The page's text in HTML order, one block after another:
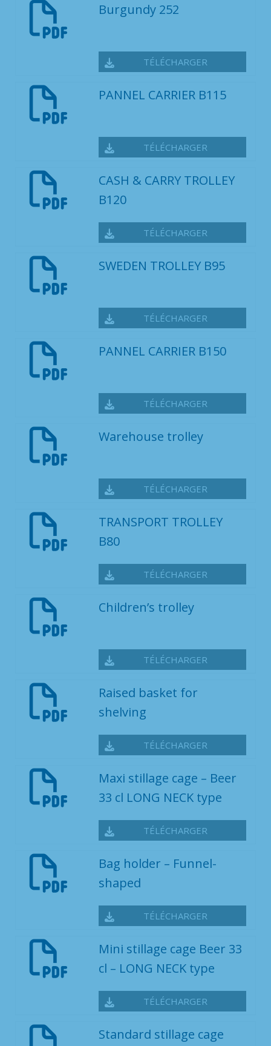
Burgundy 252
TÉLÉCHARGER
PANNEL CARRIER B115
TÉLÉCHARGER
CASH & CARRY TROLLEY
B120
TÉLÉCHARGER
SWEDEN TROLLEY B95
TÉLÉCHARGER
PANNEL CARRIER B150
TÉLÉCHARGER
Warehouse trolley
TÉLÉCHARGER
TRANSPORT TROLLEY
B80
TÉLÉCHARGER
Children’s trolley
TÉLÉCHARGER
Raised basket for
shelving
TÉLÉCHARGER
Maxi stillage cage – Beer
33 cl LONG NECK type
TÉLÉCHARGER
Bag holder – Funnel-
shaped
TÉLÉCHARGER
Mini stillage cage Beer 33
cl – LONG NECK type
TÉLÉCHARGER
Standard stillage cage